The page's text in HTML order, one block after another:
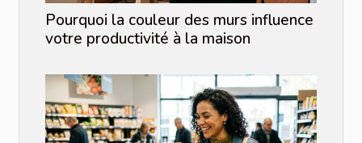
Pourquoi la couleur des murs influence
votre productivité à la maison